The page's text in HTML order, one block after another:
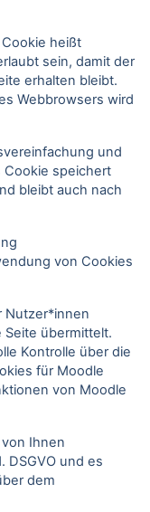
heißt
sein, damit der
erhalten bleibt.
Webbrowsers wird
und
Cookie speichert
bleibt auch nach
von Cookies
Nutzer*innen
übermittelt.
Kontrolle über die
für Moodle
von Moodle
Ihnen
DSGVO und es
dem